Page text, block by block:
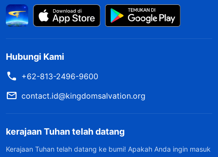
Hubungi Kami
+62-813-2496-9600
contact.id@kingdomsalvation.org
kerajaan Tuhan telah datang
Kerajaan Tuhan telah datang ke bumi! Apakah Anda ingin masuk